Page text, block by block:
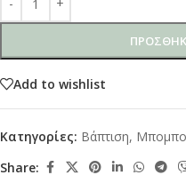
Add to wishlist
Κατηγορίες: Βάπτιση,
Share: